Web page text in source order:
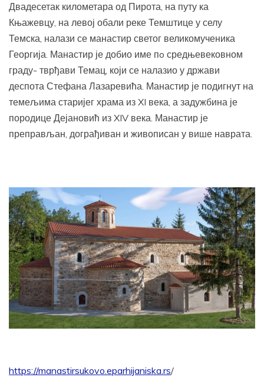
Двадесетак километара од Пирота, на путу ка
Књажевцу, на левој обали реке Темштице у селу
Темска, налази се манастир светог великомученика
Георгија. Манастир је добио име пo средњевековном
граду- тврђави Темац, који се налазио у држави
деспота Стефана Лазаревића. Манастир је подигнут на
темељима старијег храма из XI века, а задужбина је
породице Дејановић из XIV века. Манастир је
преправљан, дограђиван и живописан у више наврата.
https://manastirsukovo.eparhijaniska.rs/